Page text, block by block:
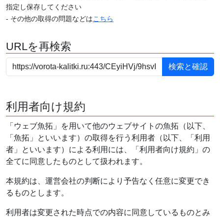
指定し保存してください
- その他の取得の問題などはこちら
URLを再検索
利用者向け規約
「ウェブ魚拓」を用いて他のウェブサイトの魚拓（以下、
「魚拓」といいます）の取得を行う利用者（以下、「利用
者」といいます）による利用には、「利用者向け規約」の
全てに同意したものとして扱われます。
本規約は、運営会社の判断により予告なく任意に変更でき
るものとします。
利用者は変更された時点での内容に同意しているものとみ